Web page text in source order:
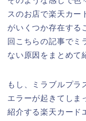
スのお店で楽天カー
がいくつか存在する
回こちらの記事でミ
ない原因をまとめて
もし、ミラブルプラ
エラーが起きてしま
紹介する楽天カード